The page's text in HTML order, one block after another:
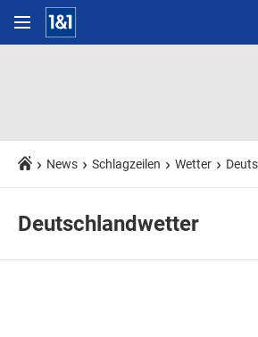
News Schlagzeilen Wetter
Deutschlandwetter